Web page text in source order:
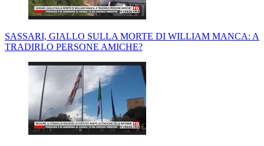
SASSARI, GIALLO SULLA MORTE DI WILLIAM MANCA: A
TRADIRLO PERSONE AMICHE?